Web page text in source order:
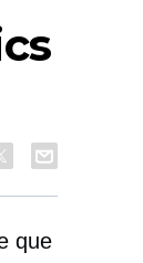
que